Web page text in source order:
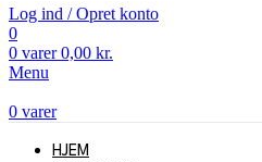
Log ind / Opret konto
0
0 varer 0,00 kr.
Menu
0 varer
HJEM